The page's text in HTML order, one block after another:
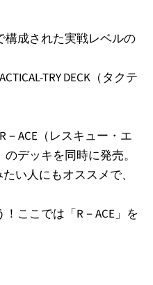
構成された実戦レベルの
TRY DECK（タクテ
ACE（レスキュー・エ
デッキを同時に発売。
い人にもオススメで、
ここでは「R－ACE」を